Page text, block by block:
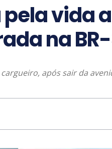
vida
na
após sair da